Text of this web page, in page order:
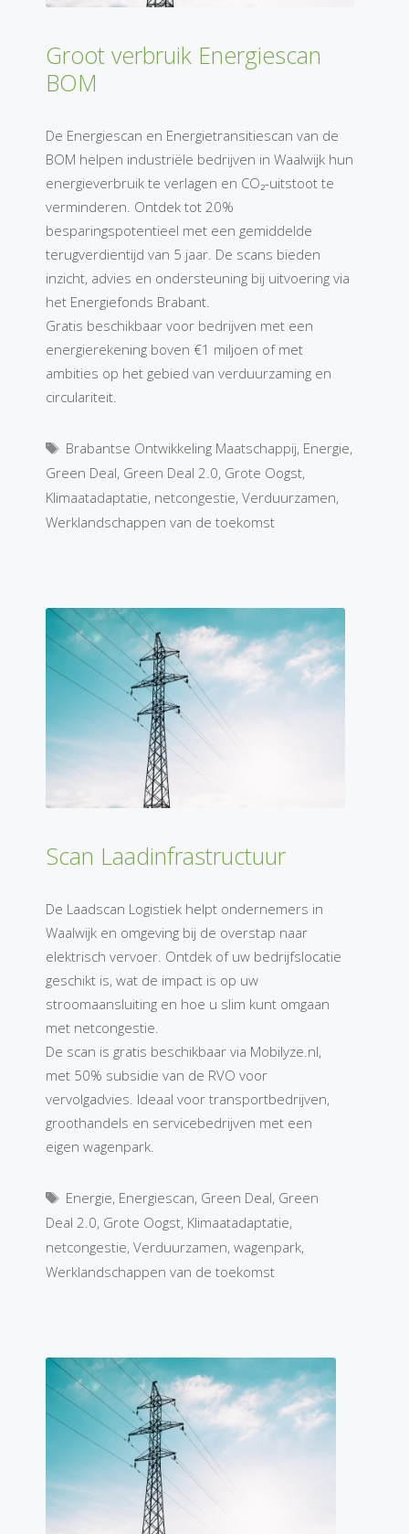
Groot verbruik Energiescan
BOM
De Energiescan en Energietransitiescan van de
BOM helpen industriële bedrijven in Waalwijk hun
energieverbruik te verlagen en CO₂-uitstoot te
verminderen. Ontdek tot 20%
besparingspotentieel met een gemiddelde
terugverdientijd van 5 jaar. De scans bieden
inzicht, advies en ondersteuning bij uitvoering via
het Energiefonds Brabant.
Gratis beschikbaar voor bedrijven met een
energierekening boven €1 miljoen of met
ambities op het gebied van verduurzaming en
circulariteit.
Tags
Brabantse Ontwikkeling Maatschappij, Energie,
Green Deal, Green Deal 2.0, Grote Oogst,
Klimaatadaptatie, netcongestie, Verduurzamen,
Werklandschappen van de toekomst
Scan Laadinfrastructuur
De Laadscan Logistiek helpt ondernemers in
Waalwijk en omgeving bij de overstap naar
elektrisch vervoer. Ontdek of uw bedrijfslocatie
geschikt is, wat de impact is op uw
stroomaansluiting en hoe u slim kunt omgaan
met netcongestie.
De scan is gratis beschikbaar via Mobilyze.nl,
met 50% subsidie van de RVO voor
vervolgadvies. Ideaal voor transportbedrijven,
groothandels en servicebedrijven met een
eigen wagenpark.
Tags
Energie, Energiescan, Green Deal, Green
Deal 2.0, Grote Oogst, Klimaatadaptatie,
netcongestie, Verduurzamen, wagenpark,
Werklandschappen van de toekomst